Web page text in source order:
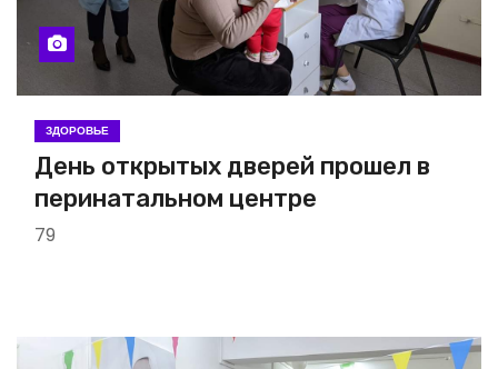
ЗДОРОВЬЕ
День открытых дверей прошел в
перинатальном центре
79